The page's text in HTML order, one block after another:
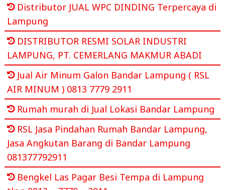
Distributor JUAL WPC DINDING Terpercaya di
Lampung
DISTRIBUTOR RESMI SOLAR INDUSTRI
LAMPUNG, PT. CEMERLANG MAKMUR ABADI
Jual Air Minum Galon Bandar Lampung ( RSL
AIR MINUM ) 0813 7779 2911
Rumah murah di Jual Lokasi Bandar Lampung
RSL Jasa Pindahan Rumah Bandar Lampung,
Jasa Angkutan Barang di Bandar Lampung
081377792911
Bengkel Las Pagar Besi Tempa di Lampung